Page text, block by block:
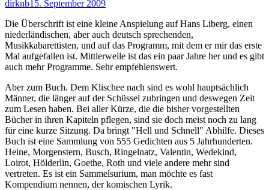
Autor
dirknbVeröffentlicht
15. September 2009
Die Überschrift ist eine kleine Anspielung auf Hans Liberg, einen
niederländischen, aber auch deutsch sprechenden,
Musikkabarettisten, und auf das Programm, mit dem er mir das erste
Mal aufgefallen ist. Mittlerweile ist das ein paar Jahre her und es gibt
auch mehr Programme. Sehr empfehlenswert.
Aber zum Buch. Dem Klischee nach sind es wohl hauptsächlich
Männer, die länger auf der Schüssel zubringen und deswegen Zeit
zum Lesen haben. Bei aller Kürze, die die bisher vorgestellten
Bücher in ihren Kapiteln pflegen, sind sie doch meist noch zu lang
für eine kurze Sitzung. Da bringt "Hell und Schnell" Abhilfe. Dieses
Buch ist eine Sammlung von 555 Gedichten aus 5 Jahrhunderten.
Heine, Morgenstern, Busch, Ringelnatz, Valentin, Wedekind,
Loirot, Hölderlin, Goethe, Roth und viele andere mehr sind
vertreten. Es ist ein Sammelsurium, man möchte es fast
Kompendium nennen, der komischen Lyrik.